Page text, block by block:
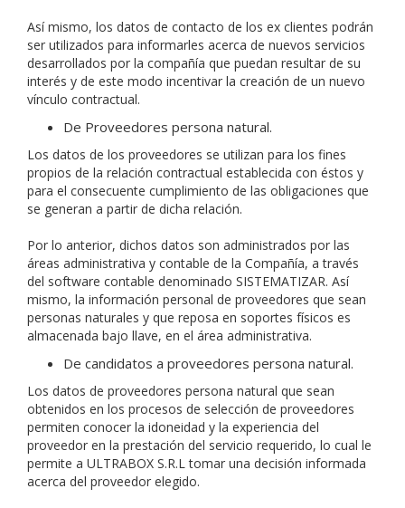
Así mismo, los datos de contacto de los ex clientes podrán
ser utilizados para informarles acerca de nuevos servicios
desarrollados por la compañía que puedan resultar de su
interés y de este modo incentivar la creación de un nuevo
vínculo contractual.
De Proveedores persona natural.
Los datos de los proveedores se utilizan para los fines
propios de la relación contractual establecida con éstos y
para el consecuente cumplimiento de las obligaciones que
se generan a partir de dicha relación.
Por lo anterior, dichos datos son administrados por las
áreas administrativa y contable de la Compañía, a través
del software contable denominado SISTEMATIZAR. Así
mismo, la información personal de proveedores que sean
personas naturales y que reposa en soportes físicos es
almacenada bajo llave, en el área administrativa.
De candidatos a proveedores persona natural.
Los datos de proveedores persona natural que sean
obtenidos en los procesos de selección de proveedores
permiten conocer la idoneidad y la experiencia del
proveedor en la prestación del servicio requerido, lo cual le
permite a ULTRABOX S.R.L tomar una decisión informada
acerca del proveedor elegido.